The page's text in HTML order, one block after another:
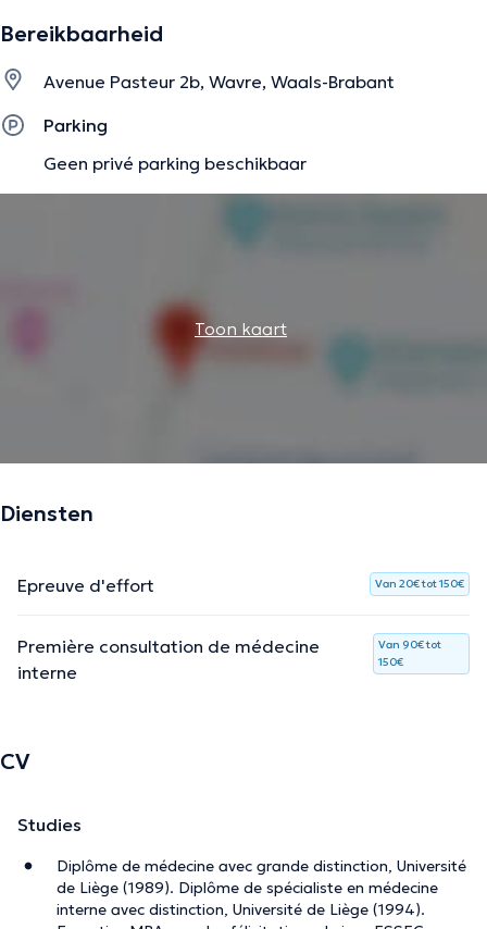
Bereikbaarheid
Avenue Pasteur 2b, Wavre, Waals-Brabant
Parking
Geen privé parking beschikbaar
Toon kaart
Diensten
Epreuve d'effort Van 20€ tot 150€
Première consultation de médecine
interne
Van 90€ tot
150€
CV
Studies
Diplôme de médecine avec grande distinction, Université
de Liège (1989). Diplôme de spécialiste en médecine
interne avec distinction, Université de Liège (1994).